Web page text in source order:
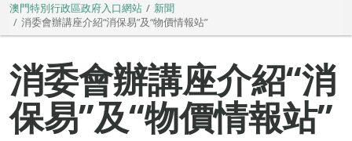
澳門特別行政區政府入口網站
新聞
消委會辦講座介紹“消保易”及“物價情報站”
消委會辦講座介紹“消
保易”及“物價情報站”